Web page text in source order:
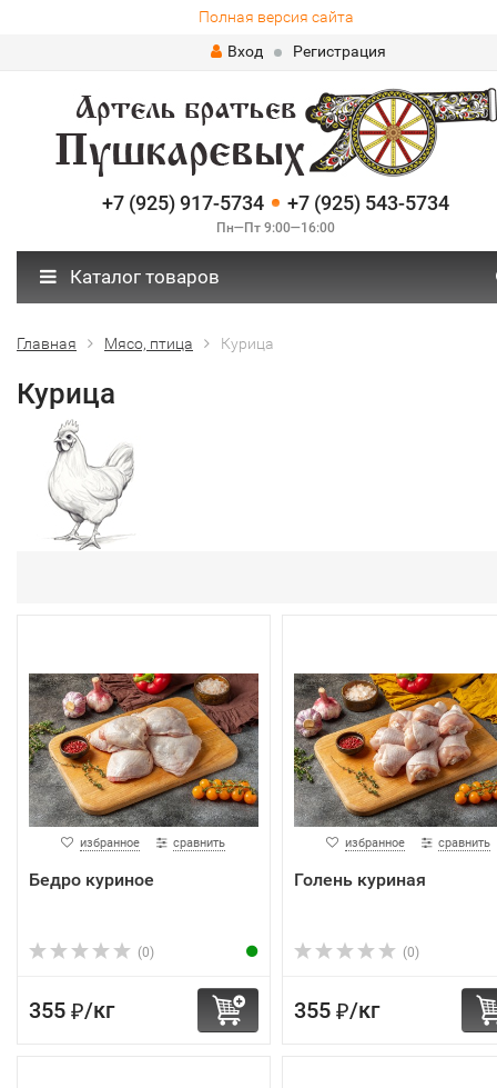
Полная версия сайта
Вход
Регистрация
+7 (925) 917-5734 +7 (925) 543-5734
Пн—Пт 9:00—16:00
Каталог товаров
Главная Мясо, птица Курица
Курица
избранное сравнить
Бедро куриное
(0)
355 ₽/кг
избранное сравнить
Голень куриная
(0)
355 ₽/кг